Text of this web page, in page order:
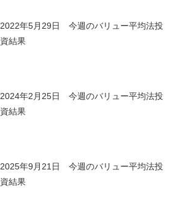
2022年5月29日 今週のバリュー平均法投
資結果
2024年2月25日 今週のバリュー平均法投
資結果
2025年9月21日 今週のバリュー平均法投
資結果